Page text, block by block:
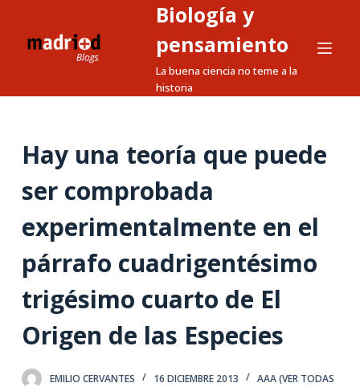
a
n
Biología y
pensamiento
La buena ciencia no teme a la
historia
Hay una teoría que puede
ser comprobada
experimentalmente en el
párrafo cuadrigentésimo
trigésimo cuarto de El
Origen de las Especies
EMILIO CERVANTES 16 DICIEMBRE 2013
AAA (VER TODAS